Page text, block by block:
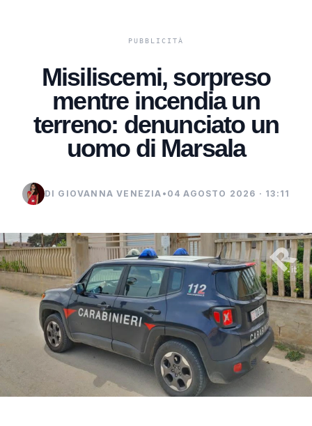
Misiliscemi, sorpreso
mentre incendia un
terreno: denunciato un
uomo di Marsala
DI GIOVANNA VENEZIA • 04 AGOSTO 2026 · 13:11